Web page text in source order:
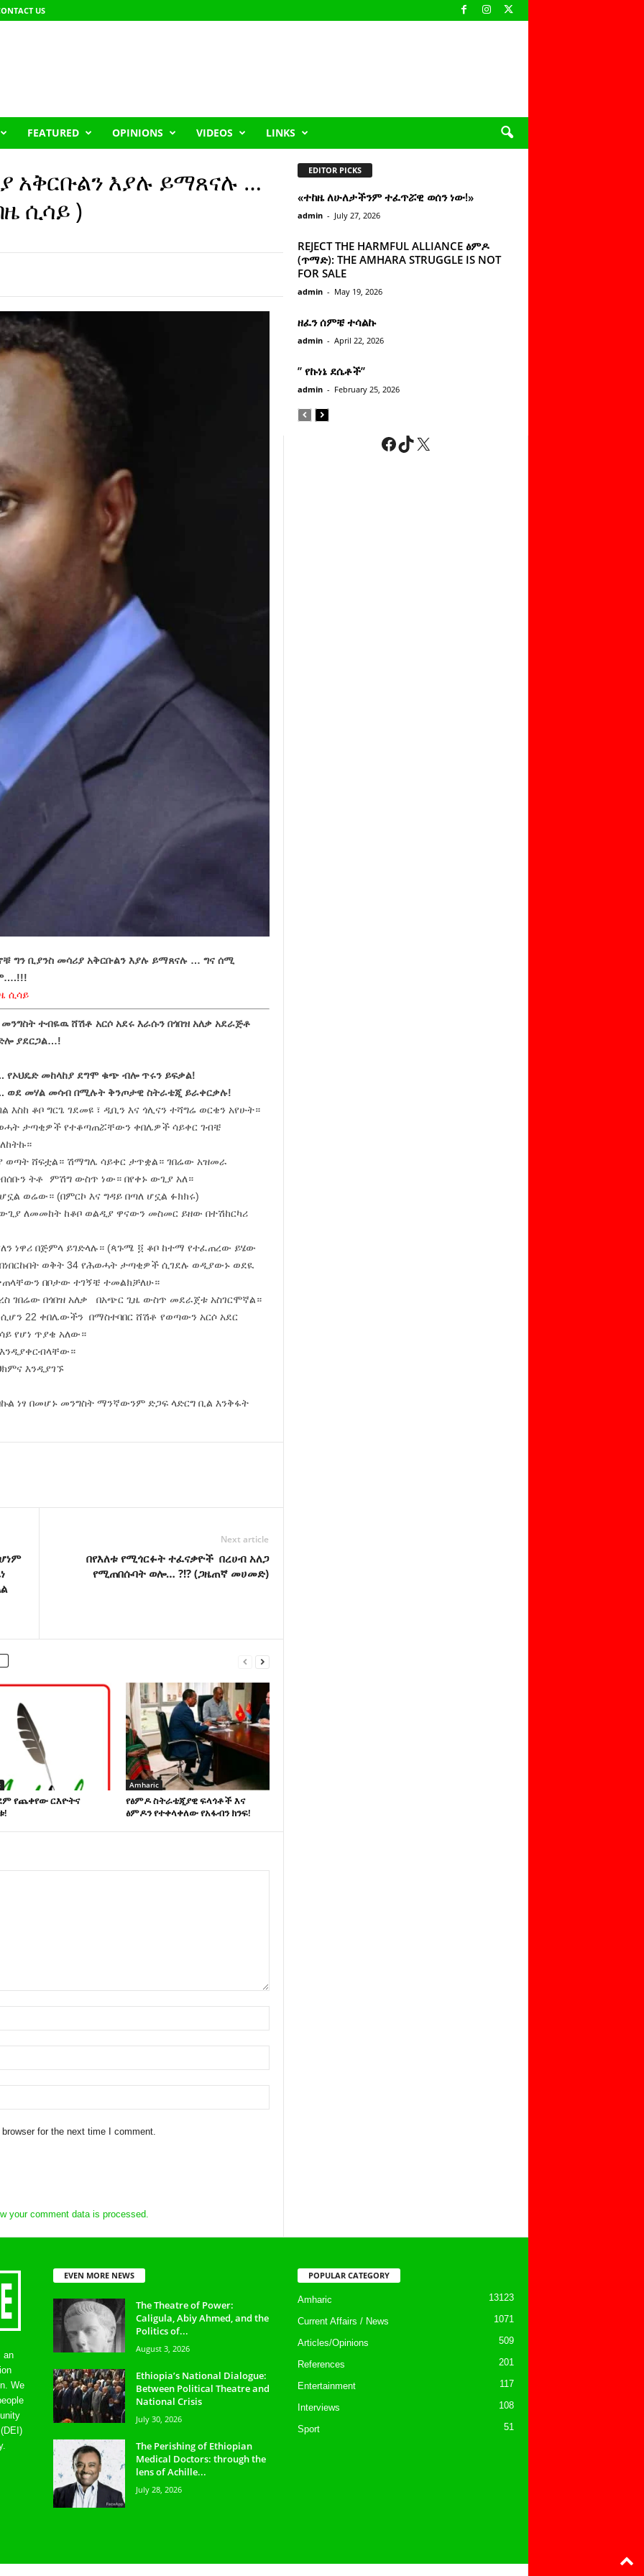
US
FEATURED OPINIONS VIDEOS LINKS
አቅርቡልን እያሉ ይማጸናሉ …
ሲሳይ )
ግን ቢያንስ መሳሪያ አቅርቡልን እያሉ ይማጸናሉ … ግና ሰሚ
ሲሳይ
መንግስት ተብዬዉ ሸሽቶ አርሶ አደሩ እራሱን በጎበዝ አለቃ አደራጅቶ
ያደርጋል…!
የኦህዴድ መከላከያ ደግሞ ቁጭ ብሎ ጥሩን ይፍቃል!
ወደ መሃል መሳብ በሚሉት ቅንጦታዊ ስትራቴጂ ይራቀርቃሉ!
እስከ ቆቦ ግርጌ ገደመዩ ፣ ዲቢን እና ጎሊናን ተሻግሬ ወርቄን አየሁት።
ታጣቂዎች የተቆጣጠሯቸውን ቀበሌዎች ሳይቀር ገብቼ
ወጣት ሸፍቷል። ሽማግሌ ሳይቀር ታጥቋል። ገበሬው አዝመራ
ትቶ ምሽግ ውስጥ ነው። በየቀኑ ውጊያ አለ።
ወሬው። (በምርኮ እና ግዳይ በጣለ ሆኗል ፉክክሩ)
ለመመከት ከቆቦ ወልዲያ ዋናውን መስመር ይዘው በተሽከርካሪ
ነዋሪ በጅምላ ይገድላሉ። (ጳጉሜ ፬ ቆቦ ከተማ የተፈጠረው ይሄው
ወቅት 34 የሕወሓት ታጣቂዎች ሲገደሉ ወዲያውኑ ወደዪ
በቦታው ተገኝቼ ተመልክቻለሁ።
ገበሬው በጎበዝ አለቃ በአጭር ጊዜ ውስጥ መደራጀቱ አስገርሞኛል።
22 ቀበሌውችን በማስተባበር ሸሽቶ የወጣውን አርሶ አደር
የሆነ ጥያቄ አለው።
እንዲያቀርብላቸው።
እንዲያገኙ
ነፃ በመሆኑ መንግስት ማንኛውንም ድጋፍ ላድርግ ቢል እንቅፋት
Next article
በየእለቱ የሚጎርፉት ተፈናቃዮች በረሀብ አለጋ
የሚጠበሱባት ወሎ… ?!? (ጋዜጠኛ መሀመድ)
የጨቀየው ርእዮትና
Amharic
የፅምዶ ስትራቴጂያዊ ፍላጎቶች እና
ፅምዶን የተቀላቀለው የአፋብን ክንፍ!
for the next time I comment.
your comment data is processed.
EDITOR PICKS
«ተከዜ ለሁለታችንም ተፈጥሯዊ ወሰን ነው!»
admin - July 27, 2026
REJECT THE HARMFUL ALLIANCE ፅምዶ
(ጥማድ): THE AMHARA STRUGGLE IS NOT
FOR SALE
admin - May 19, 2026
ዘፈን ሰምቼ ተሳልኩ
admin - April 22, 2026
” የኩነኔ ደሴቶች’’
admin - February 25, 2026
Facebook
TikTok
X
an
We
EVEN MORE NEWS
The Theatre of Power:
Caligula, Abiy Ahmed, and the
Politics of...
August 3, 2026
Ethiopia’s National Dialogue:
Between Political Theatre and
National Crisis
July 30, 2026
The Perishing of Ethiopian
Medical Doctors: through the
lens of Achille...
July 28, 2026
POPULAR CATEGORY
Amharic 13123
Current Affairs / News 1071
Articles/Opinions 509
References 201
Entertainment 117
Interviews 108
Sport 51